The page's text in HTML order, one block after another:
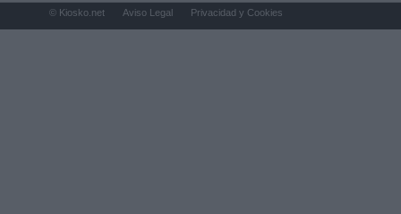
© Kiosko.net Aviso Legal Privacidad y Cookies